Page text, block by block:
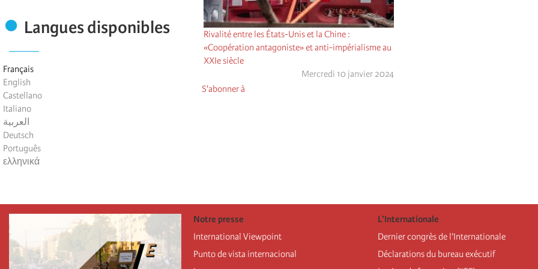
Langues disponibles
Français
English
Castellano
Italiano
العربية
Deutsch
Português
ελληνικά
Rivalité entre les États-Unis et la Chine :
«Coopération antagoniste» et anti-impérialisme au
XXIe siècle
Mercredi 10 janvier 2024
S'abonner à
Notre presse
International Viewpoint
Punto de vista internacional
L’Internationale
Dernier congrès de l’Internationale
Déclarations du bureau exécutif